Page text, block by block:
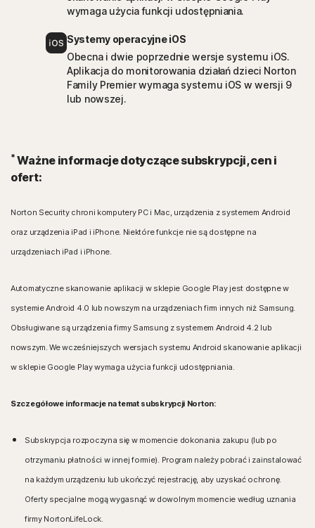
wymaga użycia funkcji udostępniania.
Systemy operacyjne iOS
Obecna i dwie poprzednie wersje systemu iOS.
Aplikacja do monitorowania działań dzieci Norton
Family Premier wymaga systemu iOS w wersji 9
lub nowszej.
*Ważne informacje dotyczące subskrypcji, cen i
ofert:
Norton Security chroni komputery PC i Mac, urządzenia z systemem Android
oraz urządzenia iPad i iPhone. Niektóre funkcje nie są dostępne na
urządzeniach iPad i iPhone.
Automatyczne skanowanie aplikacji w sklepie Google Play jest dostępne w
systemie Android 4.0 lub nowszym na urządzeniach firm innych niż Samsung.
Obsługiwane są urządzenia firmy Samsung z systemem Android 4.2 lub
nowszym. We wcześniejszych wersjach systemu Android skanowanie aplikacji
w sklepie Google Play wymaga użycia funkcji udostępniania.
Szczegółowe informacje na temat subskrypcji Norton:
Subskrypcja rozpoczyna się w momencie dokonania zakupu (lub po
otrzymaniu płatności w innej formie). Program należy pobrać i zainstalować
na każdym urządzeniu lub ukończyć rejestrację, aby uzyskać ochronę.
Oferty specjalne mogą wygasnąć w dowolnym momencie według uznania
firmy NortonLifeLock.